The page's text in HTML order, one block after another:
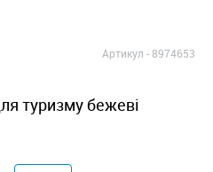
Артикул -8974653
туризму бежеві